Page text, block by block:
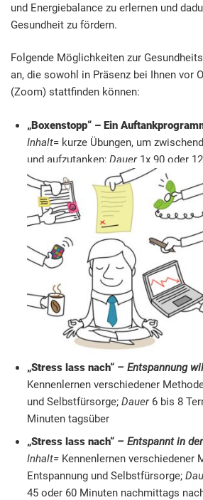
und Energiebalance zu erlernen und
Gesundheit zu fördern.
Folgende Möglichkeiten zur
an, die sowohl in Präsenz bei Ihnen vor
(Zoom) stattfinden können:
„Boxenstopp“ – Ein
Inhalt= kurze Übungen, um
und aufzutanken; Dauer1x 90
„Stress lass nach“– Entspannung
Kennenlernen verschiedener
und Selbstfürsorge; Dauer6 bis 8
Minuten tagsüber
„Stress lass nach“ – Entspannt in
Inhalt=Kennenlernen verschiedener
Entspannung und Selbstfürsorge;
45 oder 60 Minuten nachmittags